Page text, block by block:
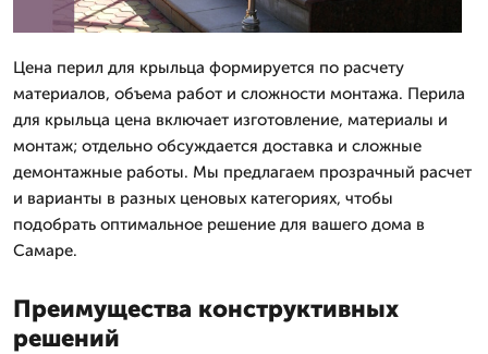
Цена перил для крыльца формируется по расчету
материалов, объема работ и сложности монтажа. Перила
для крыльца цена включает изготовление, материалы и
монтаж; отдельно обсуждается доставка и сложные
демонтажные работы. Мы предлагаем прозрачный расчет
и варианты в разных ценовых категориях, чтобы
подобрать оптимальное решение для вашего дома в
Самаре.
Преимущества конструктивных
решений